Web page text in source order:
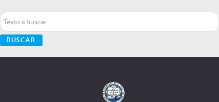
Buscar...
BUSCAR